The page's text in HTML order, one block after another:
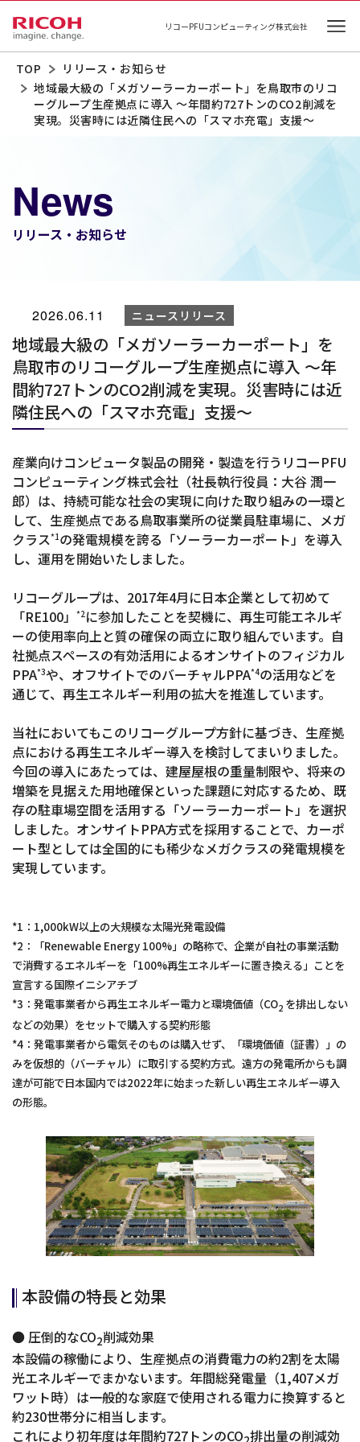
リコーPFUコンピューティング株式会社
TOP
リリース・お知らせ
地域最大級の「メガソーラーカーポート」を鳥取市のリコ
ーグループ生産拠点に導入 ～年間約727トンのCO2削減を
実現。災害時には近隣住民への「スマホ充電」支援～
News
リリース・お知らせ
2026.06.11 ニュースリリース
地域最大級の「メガソーラーカーポート」を
鳥取市のリコーグループ生産拠点に導入 ～年
間約727トンのCO2削減を実現。災害時には近
隣住民への「スマホ充電」支援～
産業向けコンピュータ製品の開発・製造を行うリコーPFU
コンピューティング株式会社（社長執行役員：大谷 潤一
郎）は、持続可能な社会の実現に向けた取り組みの一環と
して、生産拠点である鳥取事業所の従業員駐車場に、メガ
クラス*1 の発電規模を誇る「ソーラーカーポート」を導入
し、運用を開始いたしました。
リコーグループは、2017年4月に日本企業として初めて
「RE100」
*2 に参加したことを契機に、再生可能エネルギ
ーの使用率向上と質の確保の両立に取り組んでいます。自
社拠点スペースの有効活用によるオンサイトのフィジカル
PPA*3や、オフサイトでのバーチャルPPA*4の活用などを
通じて、再生エネルギー利用の拡大を推進しています。
当社においてもこのリコーグループ方針に基づき、生産拠
点における再生エネルギー導入を検討してまいりました。
今回の導入にあたっては、建屋屋根の重量制限や、将来の
増築を見据えた用地確保といった課題に対応するため、既
存の駐車場空間を活用する「ソーラーカーポート」を選択
しました。オンサイトPPA方式を採用することで、カーポ
ート型としては全国的にも稀少なメガクラスの発電規模を
実現しています。
*1：1,000kW以上の大規模な太陽光発電設備
*2：「Renewable Energy 100%」の略称で、企業が自社の事業活動
で消費するエネルギーを「100%再生エネルギーに置き換える」ことを
宣言する国際イニシアチブ
*3：発電事業者から再生エネルギー電力と環境価値（CO2 を排出しない
などの効果）をセットで購入する契約形態
*4：発電事業者から電気そのものは購入せず、「環境価値（証書）」の
みを仮想的（バーチャル）に取引する契約方式。遠方の発電所からも調
達が可能で日本国内では2022年に始まった新しい再生エネルギー導入
の形態。
本設備の特長と効果
● 圧倒的なCO2削減効果
本設備の稼働により、生産拠点の消費電力の約2割を太陽
光エネルギーでまかないます。年間総発電量（1,407メガ
ワット時）は一般的な家庭で使用される電力に換算すると
約230世帯分に相当します。
これにより初年度は年間約727トンのCO 排出量の削減効